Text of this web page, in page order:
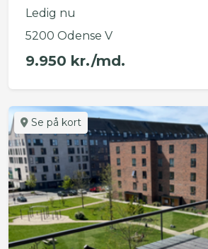
Ledig nu
5200 Odense V
9.950 kr./md.
Se på kort